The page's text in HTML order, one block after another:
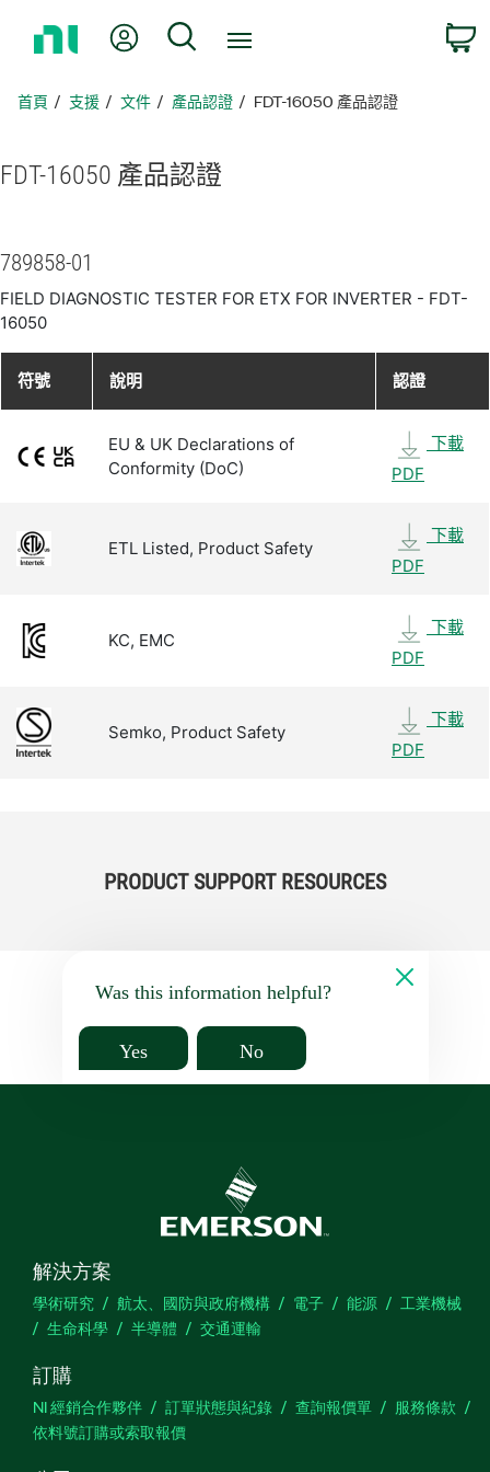
頁
我的帳號 搜尋
首頁 支援 文件 產品認證 FDT-16050 產品認證
FDT-16050 產品認證
789858-01
FIELD DIAGNOSTIC TESTER FOR ETX FOR INVERTER - FDT-
16050
符號 說明 認證
EU & UK Declarations of
Conformity (DoC)
下載
PDF
ETL Listed, Product Safety
下載
PDF
KC, EMC
下載
PDF
Semko, Product Safety
下載
PDF
PRODUCT SUPPORT RESOURCES
Was this information helpful?
Yes No
解決方案
學術研究 航太、國防與政府機構 電子 能源
工業機械
生命科學
半導體 交通運輸
訂購
NI 經銷合作夥伴 訂單狀態與紀錄 查詢報價單
服務條款
依料號訂購或索取報價